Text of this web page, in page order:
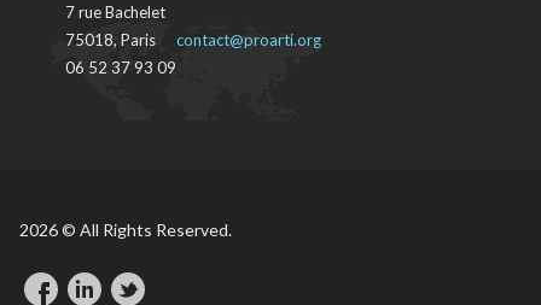
7 rue Bachelet
75018, Paris
06 52 37 93 09
contact@proarti.org
2026 © All Rights Reserved.